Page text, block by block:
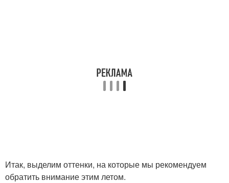
Маникюр с цветочными
Итак, выделим оттенки, на которые мы рекомендуем
обратить внимание этим летом.